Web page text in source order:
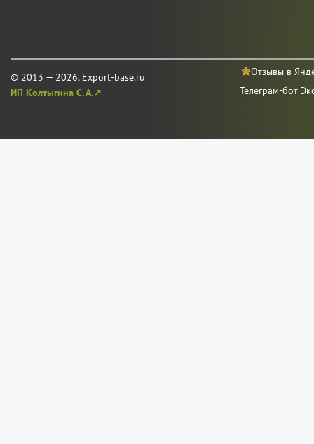
© 2013 — 2026, Export-base.ru
ИП Колтыгина С. А.↗
Отзывы в
Телеграм-бот